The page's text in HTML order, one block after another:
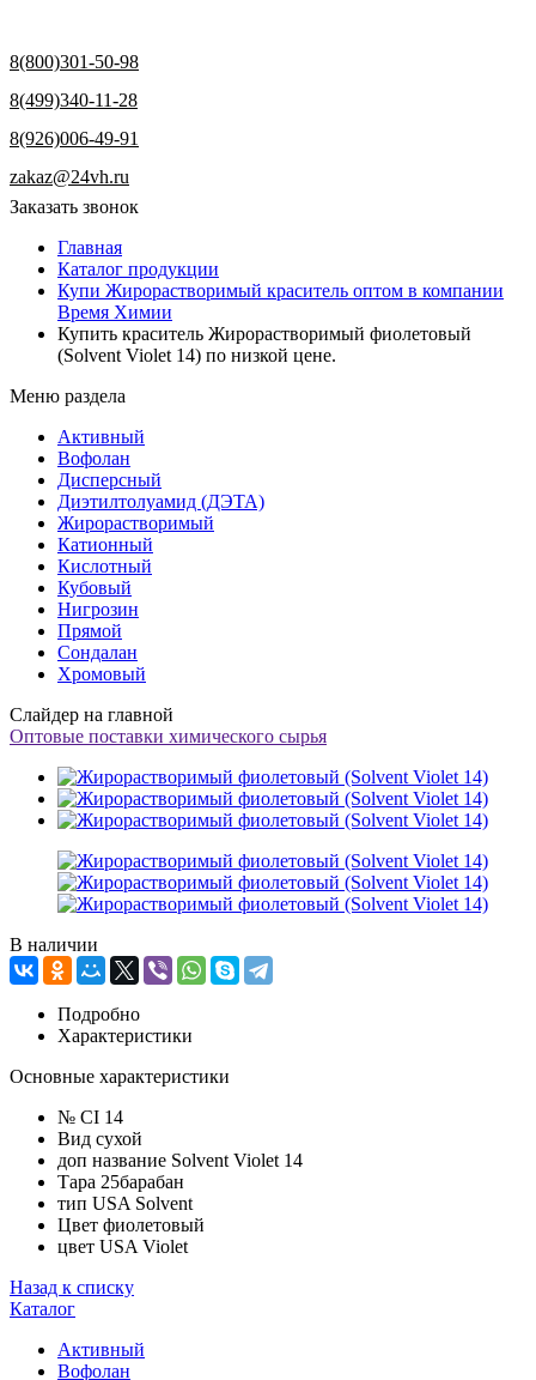
8(800)301-50-98
8(499)340-11-28
8(926)006-49-91
zakaz@24vh.ru
Заказать звонок
Главная
Каталог продукции
Купи Жирорастворимый краситель оптом в компании
Время Химии
Купить краситель Жирорастворимый фиолетовый
(Solvent Violet 14) по низкой цене.
Меню раздела
Активный
Вофолан
Дисперсный
Диэтилтолуамид (ДЭТА)
Жирорастворимый
Катионный
Кислотный
Кубовый
Нигрозин
Прямой
Сондалан
Хромовый
Слайдер на главной
Оптовые поставки химического сырья
В наличии
Подробно
Характеристики
Основные характеристики
№ CI 14
Вид сухой
доп название Solvent Violet 14
Тара 25барабан
тип USA Solvent
Цвет фиолетовый
цвет USA Violet
Назад к списку
Каталог
Активный
Вофолан